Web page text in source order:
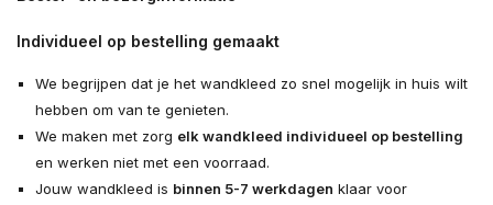
Individueel op bestelling gemaakt
We begrijpen dat je het wandkleed zo snel mogelijk in huis wilt
hebben om van te genieten.
We maken met zorg elk wandkleed individueel op bestelling
en werken niet met een voorraad.
Jouw wandkleed is binnen 5-7 werkdagen klaar voor